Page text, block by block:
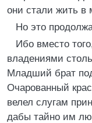
они стали жить в
Но это
Ибо вместо
владениями
Младший брат
Очарованный
велел слугам
дабы тайно им